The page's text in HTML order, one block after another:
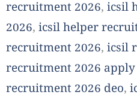
recruitment 2026, icsil
2026, icsil helper
recruitment 2026, icsil
recruitment 2026
recruitment 2026 deo,